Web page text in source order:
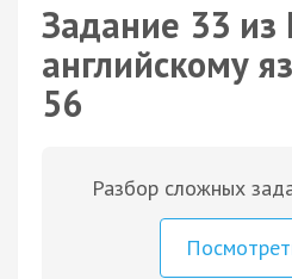
Задание 33 из
английскому
56
Разбор сложных